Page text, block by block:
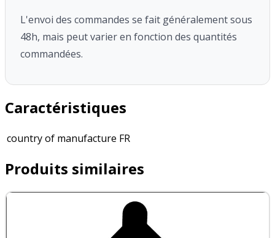
L'envoi des commandes se fait généralement sous
48h, mais peut varier en fonction des quantités
commandées.
Caractéristiques
country of manufacture FR
Produits similaires